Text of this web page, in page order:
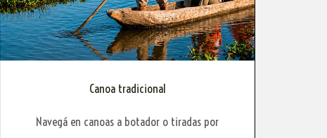
Canoa tradicional
Navegá en canoas a botador o tiradas por